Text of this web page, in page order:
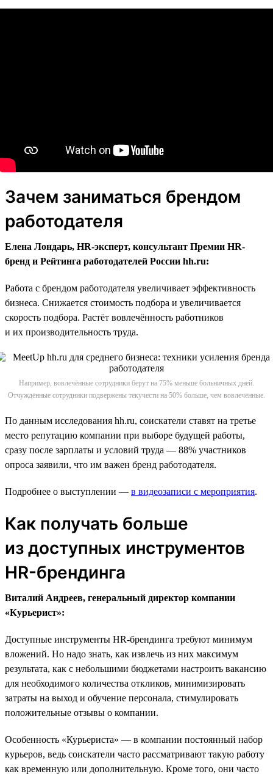
Зачем заниматься брендом
работодателя
Елена Лондарь, HR-эксперт, консультант Премии HR-
бренд и Рейтинга работодателей России hh.ru:
Работа с брендом работодателя увеличивает эффективность
бизнеса. Снижается стоимость подбора и увеличивается
скорость подбора. Растёт вовлечённость работников
и их производительность труда.
Например, вовлечённые сотрудники берут на 75% меньше больничных дней.
Отчуждённые сотрудники подвержены текучести на 50% больше, чем вовлечённые.
По данным исследования hh.ru, соискатели ставят на третье
место репутацию компании при выборе будущей работы,
сразу после зарплаты и условий труда — 88% участников
опроса заявили, что им важен бренд работодателя.
Подробнее о выступлении — в видеозаписи с мероприятия.
Как получать больше
из доступных инструментов
HR-брендинга
Виталий Андреев, генеральный директор компании
«Курьерист»:
Доступные инструменты HR-брендинга требуют минимум
вложений. Но надо знать, как извлечь из них максимум
результата, как с небольшими бюджетами настроить вакансию
для необходимого количества откликов, минимизировать
затраты на выход и обучение персонала, стимулировать
положительные отзывы о компании.
Особенность «Курьериста» — в компании постоянный набор
курьеров, ведь соискатели часто рассматривают такую работу
как временную или дополнительную. Кроме того, они часто